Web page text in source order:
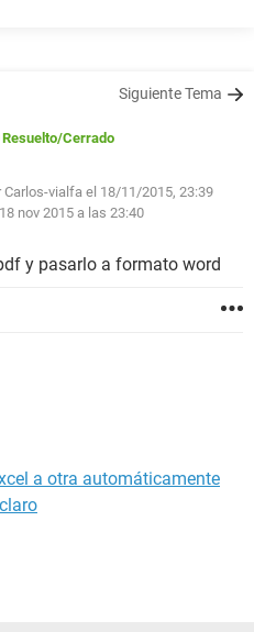
Siguiente Tema
Resuelto/Cerrado
Carlos-vialfa el 18/11/2015, 23:39
18 nov 2015 a las 23:40
y pasarlo a formato word
a otra automáticamente